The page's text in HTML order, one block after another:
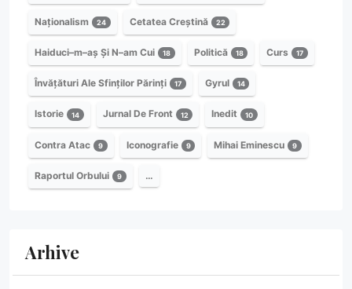
Naționalism 24 Cetatea Creștină 22
Haiduci–m–aș Și N–am Cui 18 Politică 18 Curs 17
Învățături Ale Sfinților Părinți 17 Gyrul 14
Istorie 14 Jurnal De Front 12 Inedit 10
Contra Atac 9 Iconografie 9 Mihai Eminescu 9
Raportul Orbului 9 …
Arhive